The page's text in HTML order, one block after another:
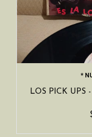
*
LOS PICK UPS